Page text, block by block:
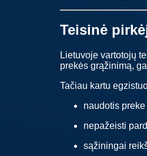
Teisinė
Lietuvoje vartotojų
prekės grąžinimą,
Tačiau kartu
naudotis
nepažeisti
sąžiningai